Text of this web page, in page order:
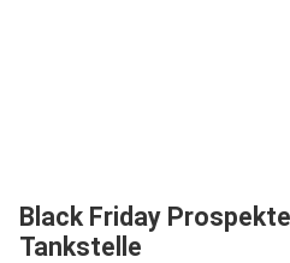
Black Friday
Tankstelle